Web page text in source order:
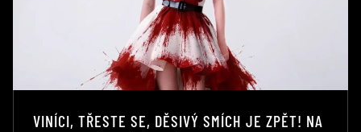
VINÍCI, TŘESTE SE, DĚSIVÝ SMÍCH JE ZPĚT! NA